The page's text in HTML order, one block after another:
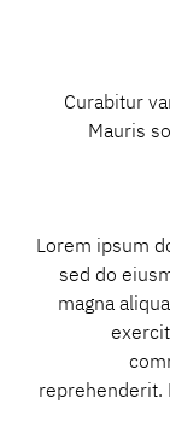
Curabitur
Mauris
Lorem ipsum
sed do
magna
reprehenderit.